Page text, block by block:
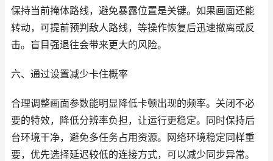
保持当前掩体路线，避免暴露位置是关键。如果画面还能
转动，可提前预判敌人路线，等操作恢复后迅速撤离或反
击。盲目强退往会带来更大的风险。
六、通过设置减少卡住概率
合理调整画面参数能明显降低卡顿出现的频率。关闭不必
要的特效，降低分辨率负担，让运行更稳定。同时保持后
台环境干净，避免多任务占用资源。网络环境稳定同样重
要，优先选择延迟较低的连接方式，可以减少同步异常。